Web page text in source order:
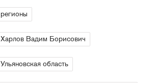
регионы
Харлов Вадим Борисович
Ульяновская область